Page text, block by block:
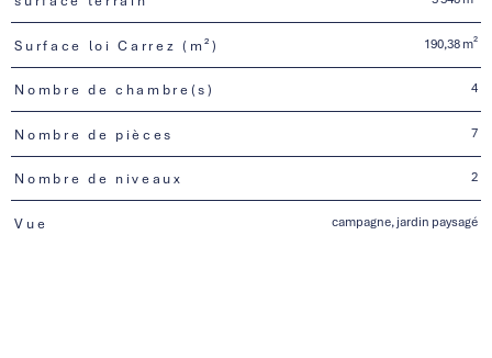
Surface loi Carrez (m²) 190,38 m²
Nombre de chambre(s) 4
Nombre de pièces 7
Nombre de niveaux 2
Vue campagne, jardin paysagé